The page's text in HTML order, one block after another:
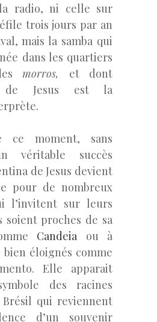
radio, ni celle sur
trois jours par an
mais la samba qui
dans les quartiers
morros, et dont
de Jesus est la
moment, sans
véritable succès
de Jesus devient
pour de nombreux
l’invitent sur leurs
soient proches de sa
Candeia ou à
éloignés comme
Elle apparait
des racines
qui reviennent
d’un souvenir